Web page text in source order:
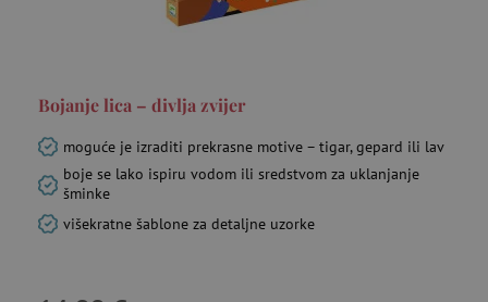
Bojanje lica – divlja zvijer
moguće je izraditi prekrasne motive – tigar, gepard ili lav
boje se lako ispiru vodom ili sredstvom za uklanjanje
šminke
višekratne šablone za detaljne uzorke